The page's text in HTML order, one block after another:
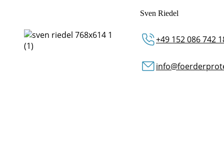
Sven Riedel
+49 152 086 742